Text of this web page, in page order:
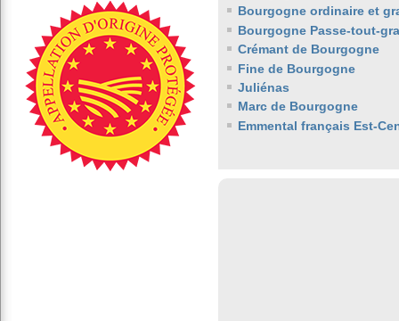
Bourgogne ordinaire et
Bourgogne Passe-tout-
Crémant de Bourgogne
Fine de Bourgogne
Juliénas
Marc de Bourgogne
Emmental français Est-